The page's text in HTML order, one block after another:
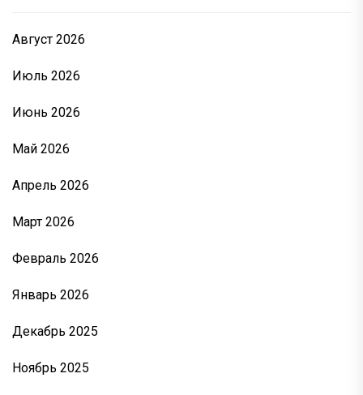
Август 2026
Июль 2026
Июнь 2026
Май 2026
Апрель 2026
Март 2026
Февраль 2026
Январь 2026
Декабрь 2025
Ноябрь 2025